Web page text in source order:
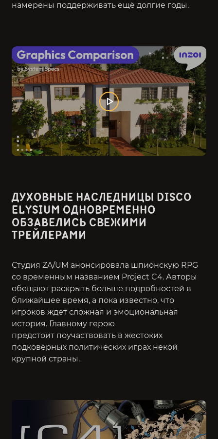
намерены поддерживать ещё долгие годы.
ДУХОВНЫЕ НАСЛЕДНИЦЫ DISCO
ELYSIUM ОДНОВРЕМЕННО
ОБЗАВЕЛИСЬ СВЕЖИМИ
ТРЕЙЛЕРАМИ
Студия ZA/UM анонсировала шпионскую RPG
со временным названием Project C4. Авторы
обещают раскрыть больше подробностей в
ближайшее время, а пока известно, что
игроков ждёт сложная и эмоциональная
история. Главному герою
предстоит поучаствовать в жестоких
подковёрных политических играх некой
крупной страны.